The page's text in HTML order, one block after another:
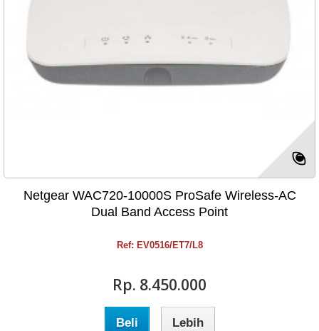
Netgear WAC720-10000S ProSafe Wireless-AC
Dual Band Access Point
Ref: EV0516/ET7/L8
Rp‎. 8.450.000
Beli Lebih